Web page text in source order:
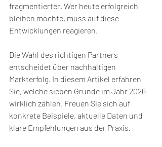
fragmentierter. Wer heute erfolgreich
bleiben möchte, muss auf diese
Entwicklungen reagieren.
Die Wahl des richtigen Partners
entscheidet über nachhaltigen
Markterfolg. In diesem Artikel erfahren
Sie, welche sieben Gründe im Jahr 2026
wirklich zählen. Freuen Sie sich auf
konkrete Beispiele, aktuelle Daten und
klare Empfehlungen aus der Praxis.